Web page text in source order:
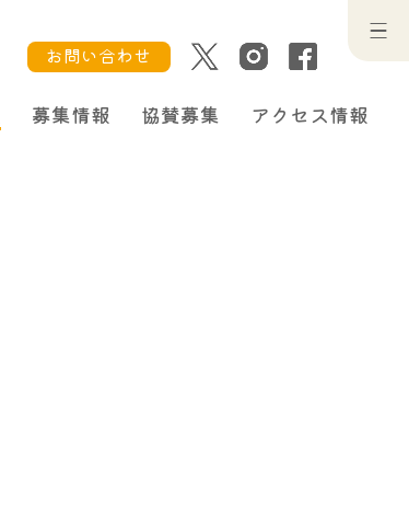
お問い合わせ
募集情報 協賛募集 アクセス情報